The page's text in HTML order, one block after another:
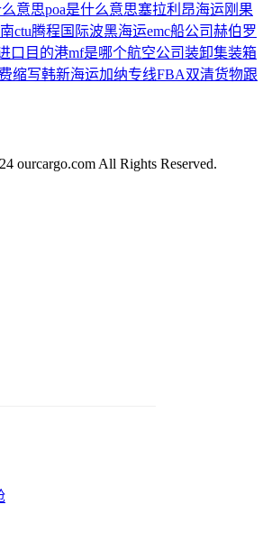
意思poa是什么意思塞拉利昂海运刚果
ctu腾程国际波黑海运emc船公司赫伯罗
口 目的港mf是哪个航空公司装卸集装箱
缩写韩新海运加纳专线FBA双清货物跟
ourcargo.com All Rights Reserved.